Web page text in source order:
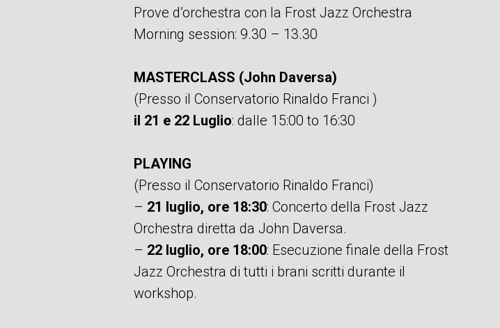
Prove d’orchestra con la Frost Jazz Orchestra
Morning session: 9.30 – 13.30
MASTERCLASS (John Daversa)
(Presso il Conservatorio Rinaldo Franci )
il 21 e 22 Luglio: dalle 15:00 to 16:30
PLAYING
(Presso il Conservatorio Rinaldo Franci)
– 21 luglio, ore 18:30: Concerto della Frost Jazz
Orchestra diretta da John Daversa.
– 22 luglio, ore 18:00: Esecuzione finale della Frost
Jazz Orchestra di tutti i brani scritti durante il
workshop.